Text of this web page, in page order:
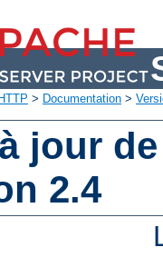
> Documentation >
jour
2.4